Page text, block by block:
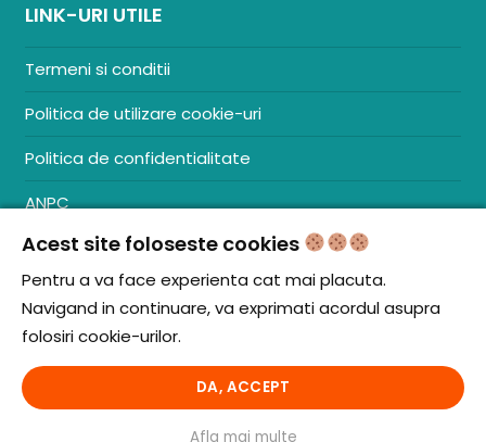
LINK-URI UTILE
Termeni si conditii
Politica de utilizare cookie-uri
Politica de confidentialitate
ANPC
Contact
S.C. ZENCOM MEDIA GROUP SRL
J20/1379/2017
© iCooking.ro. Toate drepturile rezervate.
Acest site foloseste cookies
Pentru a va face experienta cat mai placuta.
Navigand in continuare, va exprimati acordul asupra
folosiri cookie-urilor.
DA, ACCEPT
Afla mai multe